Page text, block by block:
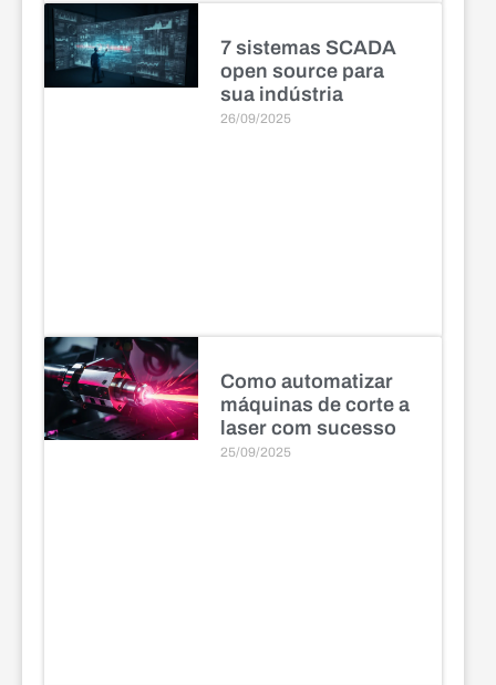
7 sistemas SCADA
open source para
sua indústria
26/09/2025
Como automatizar
máquinas de corte a
laser com sucesso
25/09/2025